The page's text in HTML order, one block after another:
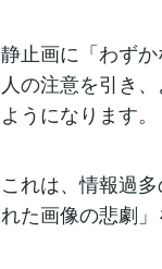
静止画に「わず
人の注意を引き
ようになります。
これは、情報過
れた画像の悲劇」